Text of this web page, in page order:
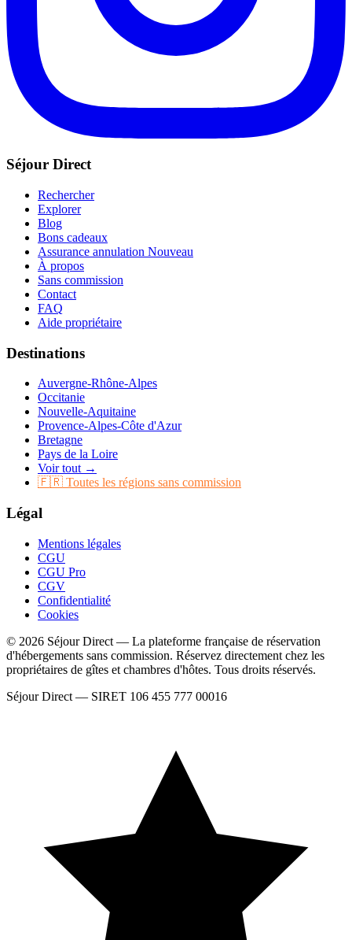
Séjour Direct
Rechercher
Explorer
Blog
Bons cadeaux
Assurance annulation Nouveau
À propos
Sans commission
Contact
FAQ
Aide propriétaire
Destinations
Auvergne-Rhône-Alpes
Occitanie
Nouvelle-Aquitaine
Provence-Alpes-Côte d'Azur
Bretagne
Pays de la Loire
Voir tout →
🇫🇷 Toutes les régions sans commission
Légal
Mentions légales
CGU
CGU Pro
CGV
Confidentialité
Cookies
© 2026 Séjour Direct — La plateforme française de réservation
d'hébergements sans commission. Réservez directement chez les
propriétaires de gîtes et chambres d'hôtes. Tous droits réservés.
Séjour Direct — SIRET 106 455 777 00016